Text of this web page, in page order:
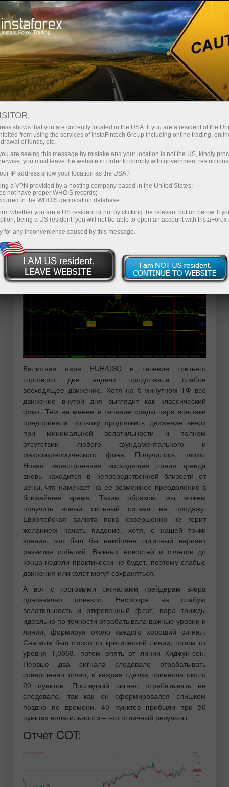
Трейдерам Форекс аналітика
Форекс-огляди
Торговый план
30.03.2023 06:48
Прогноз и торговые сигналы по
EUR/USD на 30 марта. Отчет COT.
Детальный разбор движения пары и
торговых сделок. Евро из последних
сил ползет вверх
Анализ EUR/USD 5M
Валютная пара EUR/USD в течение третьего
торгового дня недели продолжала слабое
восходящее движение. Хотя на 5-минутном ТФ все
движение внутри дня выглядит как классический
флэт. Тем не менее в течение среды пара все-таки
предприняла попытку продолжить движение вверх
при минимальной волатильности и полном
отсутствии любого фундаментального и
макроэкономического фона. Получилось плохо.
Новая перестроенная восходящая линия тренда
вновь находится в непосредственной близости от
цены, что намекает на ее возможное преодоление в
ближайшее время. Таким образом, мы можем
получить новый сильный сигнал на продажу.
Европейская валюта пока совершенно не горит
желанием начать падение, хотя, с нашей точки
зрения, это был бы наиболее логичный вариант
развития событий. Важных новостей и отчетов до
конца недели практически не будет, поэтому слабые
движения или флэт могут сохраняться.
А вот с торговыми сигналами трейдерам вчера
однозначно повезло. Несмотря на слабую
волатильность и откровенный флэт, пара трижды
идеально по точности отрабатывала важные уровни и
линии, формируя около каждого хороший сигнал.
Сначала был отскок от критической линии, потом от
уровня 1,0868, потом опять от линии Киджун-сен.
Первые два сигнала следовало отрабатывать
совершенно точно, и каждая сделка принесла около
20 пунктов. Последний сигнал отрабатывать не
следовало, так как он сформировался слишком
поздно по времени. 40 пунктов прибыли при 50
пунктах волатильности – это отличный результат.
Отчет COT:
shows that you are currently located in the USA. If you are a resident of the
from using the services of InstaFintech Group including online trading,
of funds, etc.
are seeing this message by mistake and your location is not the US, kindly
you must leave the website in order to comply with government
IP address show your location as the USA?
a VPN provided by a hosting company based in the United States;
not have proper WHOIS records;
in the WHOIS geolocation database.
whether you are a US resident or not by clicking the relevant button below. If
being a US resident, you will not be able to open an account with InstaForex
for any inconvenience caused by this message.